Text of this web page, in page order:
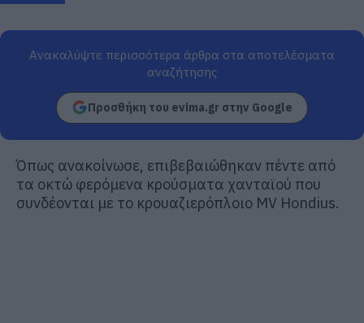
Ανακαλύψτε περισσότερα άρθρα στα αποτελέσματα
αναζήτησης
Προσθήκη του evima.gr στην Google
Όπως ανακοίνωσε, επιβεβαιώθηκαν πέντε από
τα οκτώ φερόμενα κρούσματα χανταϊού που
συνδέονται με το κρουαζιερόπλοιο MV Hondius.